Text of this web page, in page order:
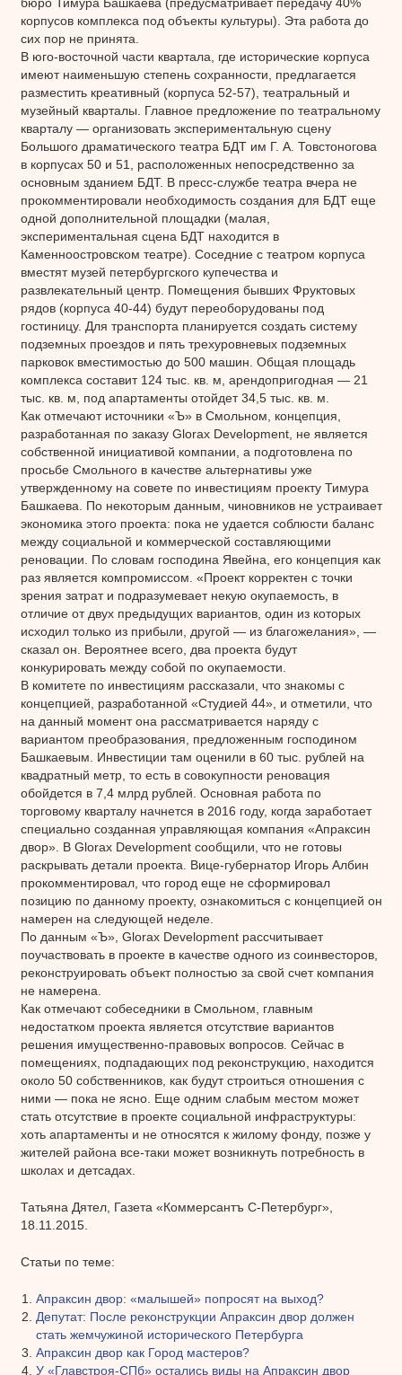
корпусов комплекса под объекты культуры). Эта работа до
сих пор не принята.
В юго-восточной части квартала, где исторические корпуса
имеют наименьшую степень сохранности, предлагается
разместить креативный (корпуса 52-57), театральный и
музейный кварталы. Главное предложение по театральному
кварталу — организовать экспериментальную сцену
Большого драматического театра БДТ им Г. А. Товстоногова
в корпусах 50 и 51, расположенных непосредственно за
основным зданием БДТ. В пресс-службе театра вчера не
прокомментировали необходимость создания для БДТ еще
одной дополнительной площадки (малая,
экспериментальная сцена БДТ находится в
Каменноостровском театре). Соседние с театром корпуса
вместят музей петербургского купечества и
развлекательный центр. Помещения бывших Фруктовых
рядов (корпуса 40-44) будут переоборудованы под
гостиницу. Для транспорта планируется создать систему
подземных проездов и пять трехуровневых подземных
парковок вместимостью до 500 машин. Общая площадь
комплекса составит 124 тыс. кв. м, арендопригодная — 21
тыс. кв. м, под апартаменты отойдет 34,5 тыс. кв. м.
Как отмечают источники «Ъ» в Смольном, концепция,
разработанная по заказу Glorax Development, не является
собственной инициативой компании, а подготовлена по
просьбе Смольного в качестве альтернативы уже
утвержденному на совете по инвестициям проекту Тимура
Башкаева. По некоторым данным, чиновников не устраивает
экономика этого проекта: пока не удается соблюсти баланс
между социальной и коммерческой составляющими
реновации. По словам господина Явейна, его концепция как
раз является компромиссом. «Проект корректен с точки
зрения затрат и подразумевает некую окупаемость, в
отличие от двух предыдущих вариантов, один из которых
исходил только из прибыли, другой — из благожелания», —
сказал он. Вероятнее всего, два проекта будут
конкурировать между собой по окупаемости.
В комитете по инвестициям рассказали, что знакомы с
концепцией, разработанной «Студией 44», и отметили, что
на данный момент она рассматривается наряду с
вариантом преобразования, предложенным господином
Башкаевым. Инвестиции там оценили в 60 тыс. рублей на
квадратный метр, то есть в совокупности реновация
обойдется в 7,4 млрд рублей. Основная работа по
торговому кварталу начнется в 2016 году, когда заработает
специально созданная управляющая компания «Апраксин
двор». В Glorax Development сообщили, что не готовы
раскрывать детали проекта. Вице-губернатор Игорь Албин
прокомментировал, что город еще не сформировал
позицию по данному проекту, ознакомиться с концепцией он
намерен на следующей неделе.
По данным «Ъ», Glorax Development рассчитывает
поучаствовать в проекте в качестве одного из соинвесторов,
реконструировать объект полностью за свой счет компания
не намерена.
Как отмечают собеседники в Смольном, главным
недостатком проекта является отсутствие вариантов
решения имущественно-правовых вопросов. Сейчас в
помещениях, подпадающих под реконструкцию, находится
около 50 собственников, как будут строиться отношения с
ними — пока не ясно. Еще одним слабым местом может
стать отсутствие в проекте социальной инфраструктуры:
хоть апартаменты и не относятся к жилому фонду, позже у
жителей района все-таки может возникнуть потребность в
школах и детсадах.
Татьяна Дятел, Газета «Коммерсантъ С-Петербург»,
18.11.2015.
Статьи по теме:
Апраксин двор: «малышей» попросят на выход?
Депутат: После реконструкции Апраксин двор должен
стать жемчужиной исторического Петербурга
Апраксин двор как Город мастеров?
У «Главстроя-СПб» остались виды на Апраксин двор